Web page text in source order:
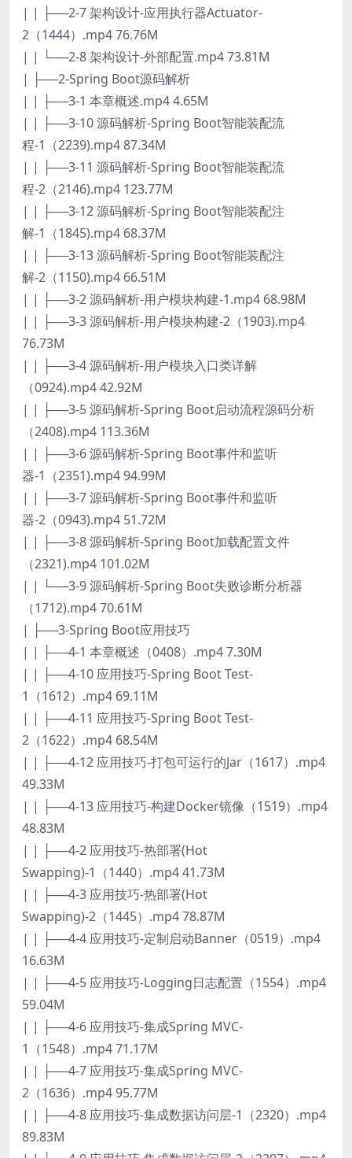
| | ├──2-7 架构设计-应用执行器Actuator-
2（1444）.mp4 76.76M
| | └──2-8 架构设计-外部配置.mp4 73.81M
| ├──2-Spring Boot源码解析
| | ├──3-1 本章概述.mp4 4.65M
| | ├──3-10 源码解析-Spring Boot智能装配流
程-1（2239).mp4 87.34M
| | ├──3-11 源码解析-Spring Boot智能装配流
程-2（2146).mp4 123.77M
| | ├──3-12 源码解析-Spring Boot智能装配注
解-1（1845).mp4 68.37M
| | ├──3-13 源码解析-Spring Boot智能装配注
解-2（1150).mp4 66.51M
| | ├──3-2 源码解析-用户模块构建-1.mp4 68.98M
| | ├──3-3 源码解析-用户模块构建-2（1903).mp4
76.73M
| | ├──3-4 源码解析-用户模块入口类详解
（0924).mp4 42.92M
| | ├──3-5 源码解析-Spring Boot启动流程源码分析
（2408).mp4 113.36M
| | ├──3-6 源码解析-Spring Boot事件和监听
器-1（2351).mp4 94.99M
| | ├──3-7 源码解析-Spring Boot事件和监听
器-2（0943).mp4 51.72M
| | ├──3-8 源码解析-Spring Boot加载配置文件
（2321).mp4 101.02M
| | └──3-9 源码解析-Spring Boot失败诊断分析器
（1712).mp4 70.61M
| ├──3-Spring Boot应用技巧
| | ├──4-1 本章概述（0408）.mp4 7.30M
| | ├──4-10 应用技巧-Spring Boot Test-
1（1612）.mp4 69.11M
| | ├──4-11 应用技巧-Spring Boot Test-
2（1622）.mp4 68.54M
| | ├──4-12 应用技巧-打包可运行的Jar（1617）.mp4
49.33M
| | ├──4-13 应用技巧-构建Docker镜像（1519）.mp4
48.83M
| | ├──4-2 应用技巧-热部署(Hot
Swapping)-1（1440）.mp4 41.73M
| | ├──4-3 应用技巧-热部署(Hot
Swapping)-2（1445）.mp4 78.87M
| | ├──4-4 应用技巧-定制启动Banner（0519）.mp4
16.63M
| | ├──4-5 应用技巧-Logging日志配置（1554）.mp4
59.04M
| | ├──4-6 应用技巧-集成Spring MVC-
1（1548）.mp4 71.17M
| | ├──4-7 应用技巧-集成Spring MVC-
2（1636）.mp4 95.77M
| | ├──4-8 应用技巧-集成数据访问层-1（2320）.mp4
89.83M